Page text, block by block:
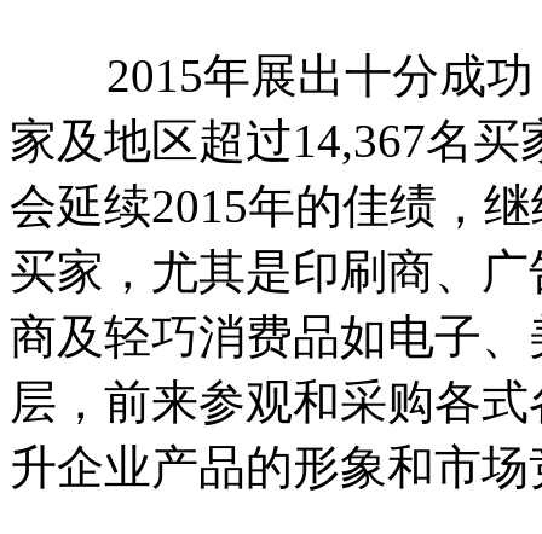
2015年展出十分成功
家及地区超过14,367名
会延续2015年的佳绩，
买家，尤其是印刷商、
商及轻巧消费品如电子
层，前来参观和采购各
升企业产品的形象和市